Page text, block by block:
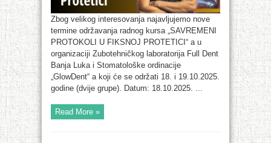
Zbog velikog interesovanja najavljujemo nove
termine održavanja radnog kursa „SAVREMENI
PROTOKOLI U FIKSNOJ PROTETICI“ a u
organizaciji Zubotehničkog laboratorija Full Dent
Banja Luka i Stomatološke ordinacije
„GlowDent“ a koji će se održati 18. i 19.10.2025.
godine (dvije grupe). Datum: 18.10.2025. ...
Read More »